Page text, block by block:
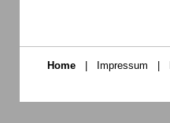
Home Impressum